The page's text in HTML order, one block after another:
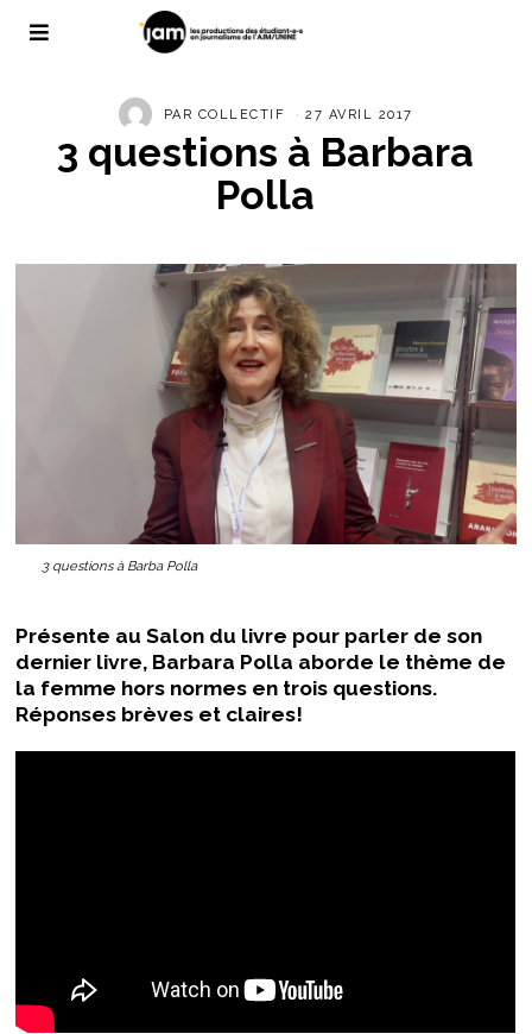
PAR COLLECTIF 27 AVRIL 2017
3 questions à Barbara
Polla
3 questions à Barba Polla
Présente au Salon du livre pour parler de son
dernier livre, Barbara Polla aborde le thème de
la femme hors normes en trois questions.
Réponses brèves et claires!